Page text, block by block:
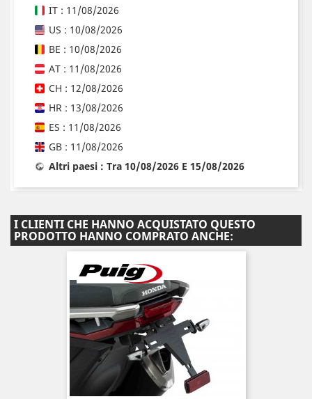
IT : 11/08/2026
US : 10/08/2026
BE : 10/08/2026
AT : 11/08/2026
CH : 12/08/2026
HR : 13/08/2026
ES : 11/08/2026
GB : 11/08/2026
Altri paesi : Tra 10/08/2026 E 15/08/2026
I CLIENTI CHE HANNO ACQUISTATO QUESTO
PRODOTTO HANNO COMPRATO ANCHE: